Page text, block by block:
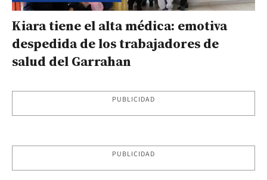
Kiara tiene el alta médica: emotiva
despedida de los trabajadores de
salud del Garrahan
PUBLICIDAD
PUBLICIDAD